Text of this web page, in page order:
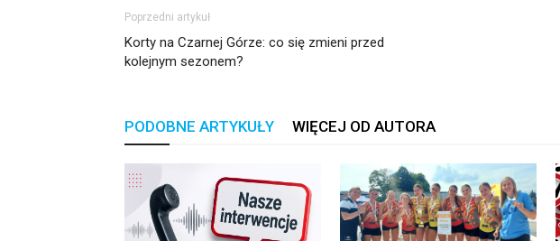
Poprzedni artykuł
Korty na Czarnej Górze: co się zmieni przed
kolejnym sezonem?
PODOBNE ARTYKUŁY WIĘCEJ OD AUTORA